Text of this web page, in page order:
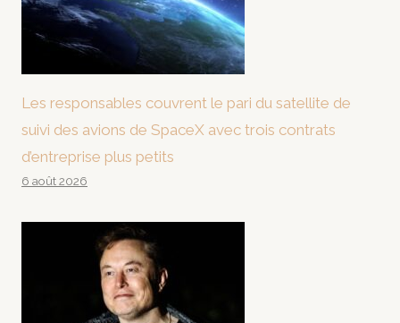
Les responsables couvrent le pari du satellite de
suivi des avions de SpaceX avec trois contrats
d’entreprise plus petits
6 août 2026